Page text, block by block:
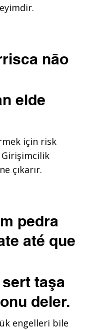
não
elde
için risk
Girişimcilik
çıkarır.
pedra
até que
taşa
deler.
engelleri bile